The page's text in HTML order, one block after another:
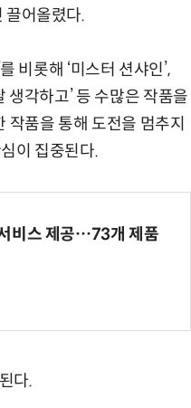
끌어올렸다.
비롯해 ‘미스터 션샤인’,
생각하고’ 등 수많은 작품을
품을 통해 도전을 멈추지
이 집중된다.
비스 제공…73개 제품
다.